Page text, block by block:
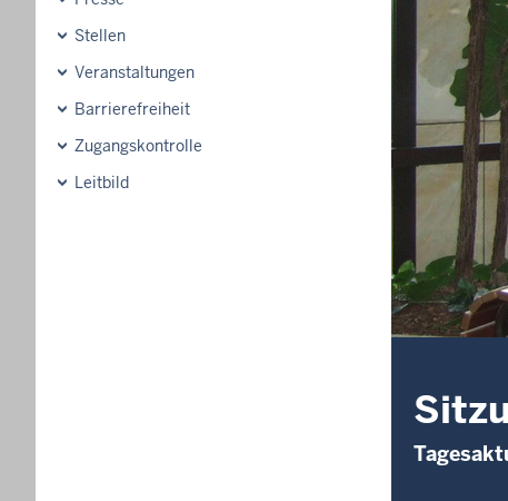
Stellen
Veranstaltungen
Barrierefreiheit
Zugangskontrolle
Leitbild